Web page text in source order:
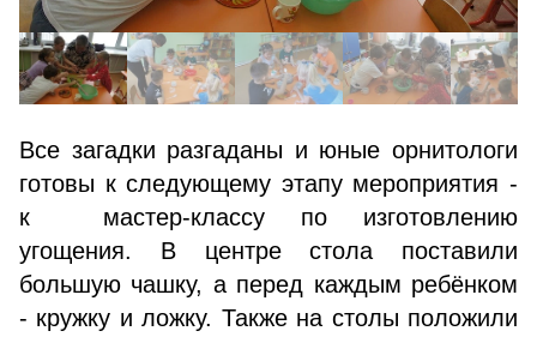
Все загадки разгаданы и юные орнитологи
готовы к следующему этапу мероприятия -
к мастер-классу по изготовлению
угощения. В центре стола поставили
большую чашку, а перед каждым ребёнком
- кружку и ложку. Также на столы положили